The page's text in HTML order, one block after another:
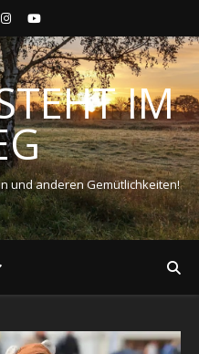
IM
und anderen Gemütlichkeiten!